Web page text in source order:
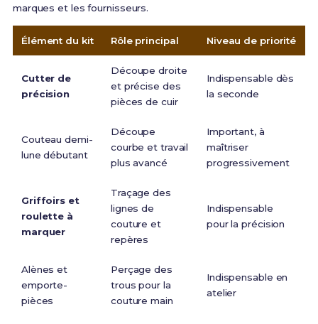
marques et les fournisseurs.
Élément du kit Rôle principal Niveau de priorité
Cutter de
précision
Découpe droite
et précise des
pièces de cuir
Indispensable dès
la seconde
Couteau demi-
lune débutant
Découpe
courbe et travail
plus avancé
Important, à
maîtriser
progressivement
Griffoirs et
roulette à
marquer
Traçage des
lignes de
couture et
repères
Indispensable
pour la précision
Alènes et
emporte-
pièces
Perçage des
trous pour la
couture main
Indispensable en
atelier